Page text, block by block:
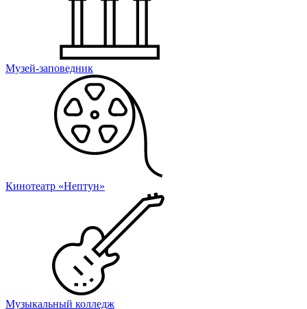
Музей-заповедник
Кинотеатр «Нептун»
Музыкальный колледж